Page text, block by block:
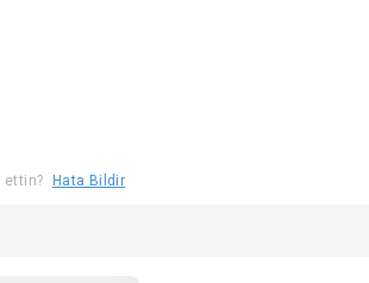
ettin? Hata Bildir